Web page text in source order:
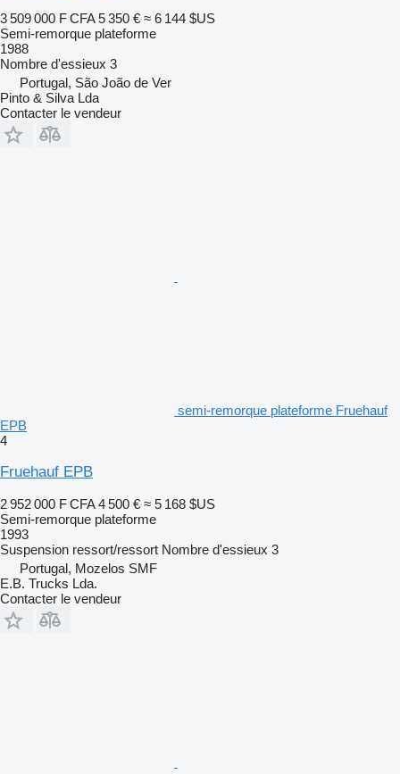
3 509 000 F CFA 5 350 € ≈ 6 144 $US
Semi-remorque plateforme
1988
Nombre d'essieux 3
Portugal, São João de Ver
Pinto & Silva Lda
Contacter le vendeur
semi-remorque plateforme Fruehauf
EPB
4
Fruehauf EPB
2 952 000 F CFA 4 500 € ≈ 5 168 $US
Semi-remorque plateforme
1993
Suspension ressort/ressort Nombre d'essieux 3
Portugal, Mozelos SMF
E.B. Trucks Lda.
Contacter le vendeur